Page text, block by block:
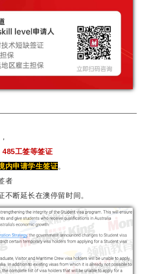
485工签等签证
内申请学生签证。
者
不断延长在澳停留时间。